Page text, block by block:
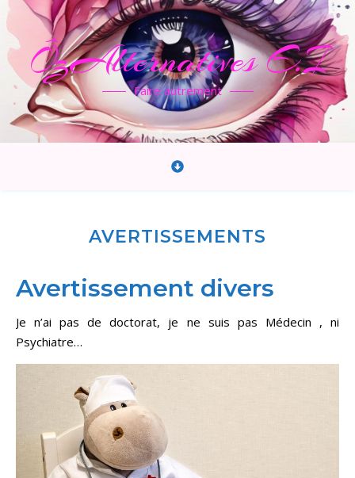
ÔzAlternatives E.I
Faire autrement
AVERTISSEMENTS
Avertissement divers
Je n’ai pas de doctorat, je ne suis pas Médecin , ni
Psychiatre…